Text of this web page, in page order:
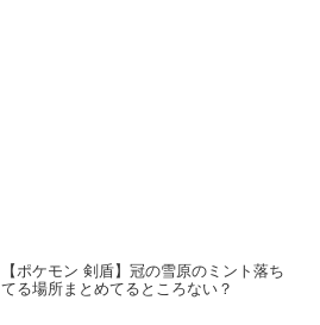
【ポケモン 剣盾】冠の雪原のミント落ち
てる場所まとめてるところない？